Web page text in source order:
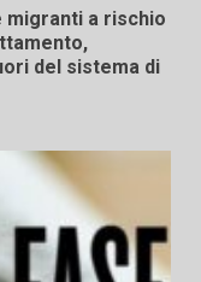
migranti a rischio
del sistema di